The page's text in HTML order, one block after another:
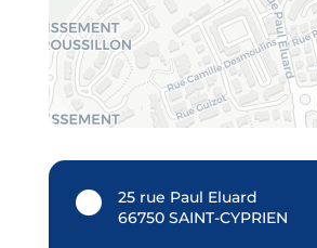
25 rue Paul Eluard
66750 SAINT-CYPRIEN